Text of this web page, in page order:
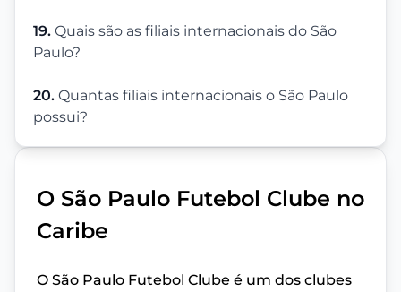
19. Quais são as filiais internacionais do São
Paulo?
20. Quantas filiais internacionais o São Paulo
possui?
O São Paulo Futebol Clube no
Caribe
O São Paulo Futebol Clube é um dos clubes